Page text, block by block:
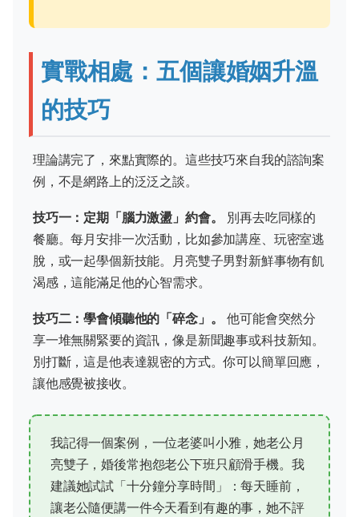
實戰相處：五個讓婚姻升溫
的技巧
理論講完了，來點實際的。這些技巧來自我的諮詢案
例，不是網路上的泛泛之談。
技巧一：定期「腦力激盪」約會。
別再去吃同樣的
餐廳。每月安排一次活動，比如參加講座、玩密室逃
脫，或一起學個新技能。月亮雙子男對新鮮事物有飢
渴感，這能滿足他的心智需求。
技巧二：學會傾聽他的「碎念」。
他可能會突然分
享一堆無關緊要的資訊，像是新聞趣事或科技新知。
別打斷，這是他表達親密的方式。你可以簡單回應，
讓他感覺被接收。
我記得一個案例，一位老婆叫小雅，她老公月
亮雙子，婚後常抱怨老公下班只顧滑手機。我
建議她試試「十分鐘分享時間」：每天睡前，
讓老公隨便講一件今天看到有趣的事，她不評